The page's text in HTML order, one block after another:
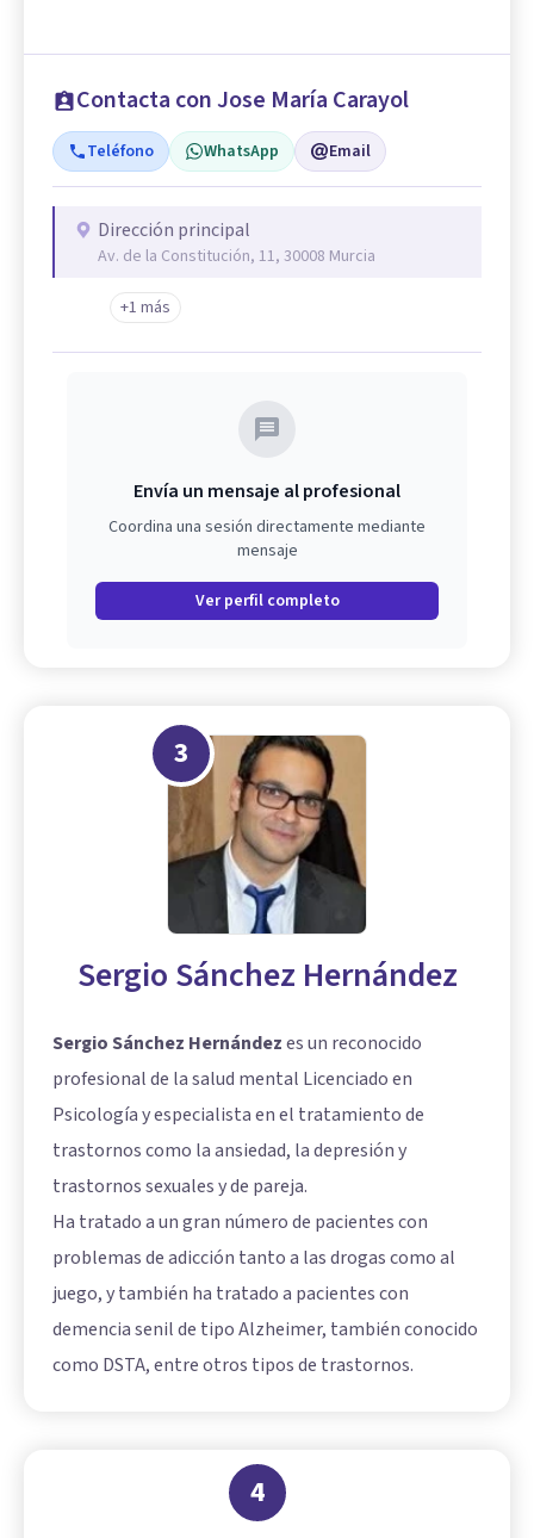
Contacta con Jose María Carayol
Teléfono WhatsApp Email
Dirección principal
Av. de la Constitución, 11, 30008 Murcia
+1 más
Envía un mensaje al profesional
Coordina una sesión directamente mediante
mensaje
Ver perfil completo
3
Sergio Sánchez Hernández
Sergio Sánchez Hernándezes un reconocido
profesional de la salud mental Licenciado en
Psicología y especialista en el tratamiento de
trastornos como la ansiedad, la depresión y
trastornos sexuales y de pareja.
Ha tratado a un gran número de pacientes con
problemas de adicción tanto a las drogas como al
juego, y también ha tratado a pacientes con
demencia senil de tipo Alzheimer, también conocido
como DSTA, entre otros tipos de trastornos.
4